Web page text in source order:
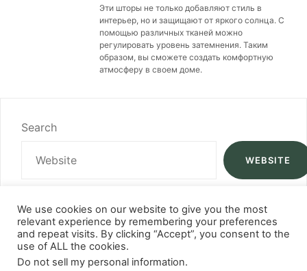
Эти шторы не только добавляют стиль в
интерьер, но и защищают от яркого солнца. С
помощью различных тканей можно
регулировать уровень затемнения. Таким
образом, вы сможете создать комфортную
атмосферу в своем доме.
Search
WEBSITE
We use cookies on our website to give you the most
relevant experience by remembering your preferences
and repeat visits. By clicking “Accept”, you consent to the
use of ALL the cookies.
Do not sell my personal information.